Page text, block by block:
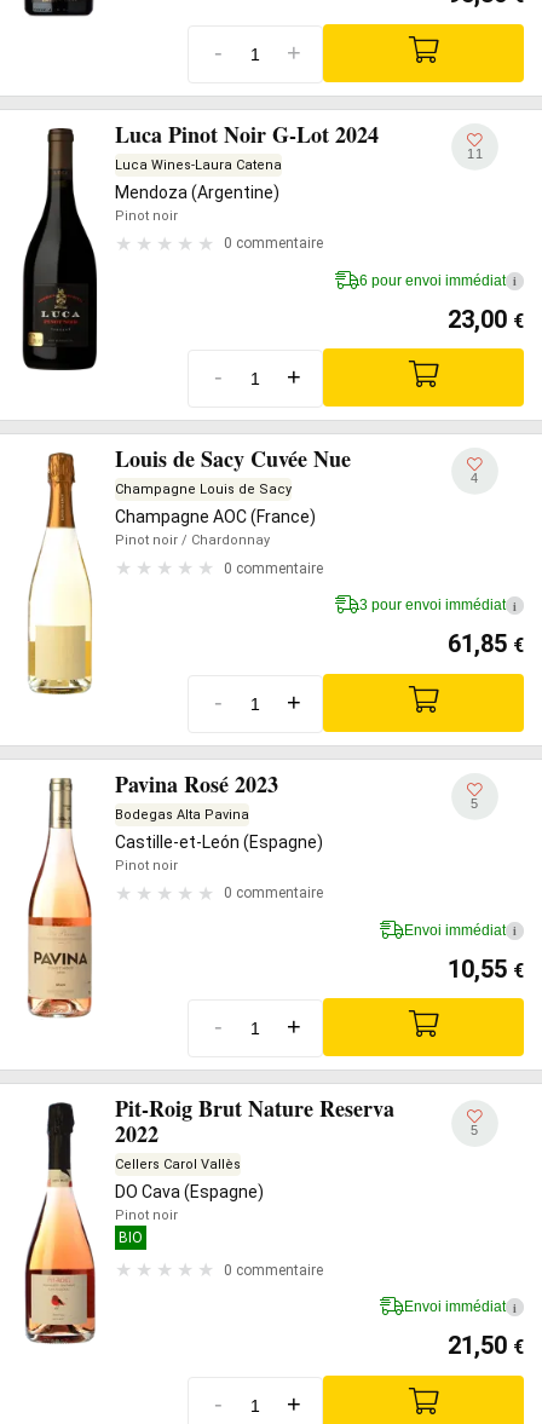
- +
Luca Pinot Noir G-Lot 2024
Luca Wines-Laura Catena
Mendoza (Argentine)
Pinot noir
0 commentaire
11
6 pour envoi immédiat i
23,00 €
- +
Louis de Sacy Cuvée Nue
Champagne Louis de Sacy
Champagne AOC (France)
Pinot noir / Chardonnay
0 commentaire
4
3 pour envoi immédiat i
61,85 €
- +
Pavina Rosé 2023
Bodegas Alta Pavina
Castille-et-León (Espagne)
Pinot noir
0 commentaire
5
Envoi immédiat i
10,55 €
- +
Pit-Roig Brut Nature Reserva
2022
Cellers Carol Vallès
DO Cava (Espagne)
Pinot noir
BIO
0 commentaire
5
Envoi immédiat i
21,50 €
- +